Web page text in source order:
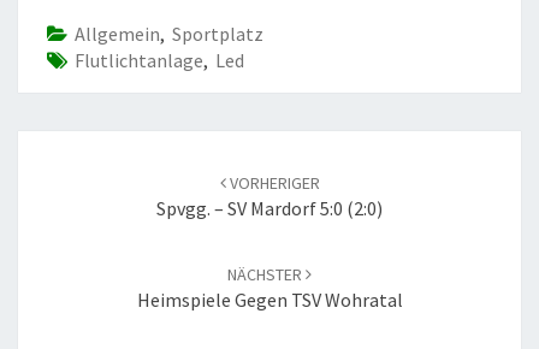
Allgemein, Sportplatz
Flutlichtanlage, Led
VORHERIGER
Spvgg. – SV Mardorf 5:0 (2:0)
NÄCHSTER
Heimspiele Gegen TSV Wohratal